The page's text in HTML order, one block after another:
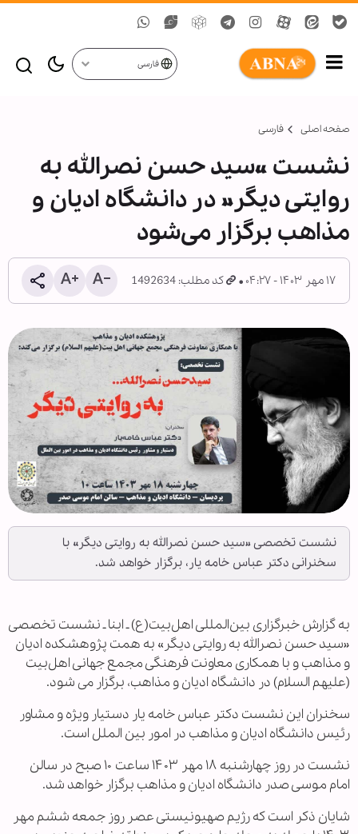
فارسی
صفحه اصلی فارسی
نشست «سید حسن نصرالله به
روایتی دیگر» در دانشگاه ادیان و
مذاهب برگزار می‌شود
۱۷ مهر ۱۴۰۳ - ۰۴:۲۷ کد مطلب: 1492634
نشست تخصصی «سید حسن نصرالله به روایتی دیگر» با
سخنرانی دکتر عباس خامه یار، برگزار خواهد شد.
به گزارش خبرگزاری بین‌المللی اهل‌بیت(ع) ـ ابنا ـ نشست تخصصی
«سید حسن نصرالله به روایتی دیگر» به همت پژوهشکده ادیان
و مذاهب و با همکاری معاونت فرهنگی مجمع جهانی اهل‌بیت
(علیهم السلام) در دانشگاه ادیان و مذاهب، برگزار می شود.
سخنران این نشست دکتر عباس خامه یار دستیار ویژه و مشاور
رئیس دانشگاه ادیان و مذاهب در امور بین الملل است.
نشست در روز چهارشنبه ۱۸ مهر ۱۴۰۳ ساعت ۱۰ صبح در سالن
امام موسی صدر دانشگاه ادیان و مذاهب برگزار خواهد شد.
شایان ذکر است که رژیم صهیونیستی عصر روز جمعه ششم مهر